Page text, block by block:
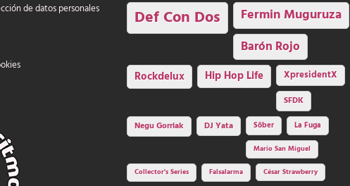
de datos personales
Def Con Dos Fermin Muguruza
Barón Rojo
Rockdelux Hip Hop Life
XpresidentX
SFDK
Negu Gorriak
DJ Yata Sôber
La Fuga
Mario San Miguel
Collector's Series
Falsalarma César Strawberry